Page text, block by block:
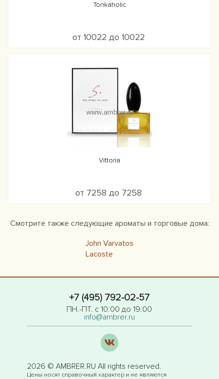
Tonkaholic
от 10022 до 10022
Vittoria
от 7258 до 7258
Смотрите также следующие ароматы и торговые дома:
John Varvatos
Lacoste
+7 (495) 792-02-57
ПН.-ПТ. с 10:00 до 19:00
info@ambrer.ru
2026 © AMBRER.RU All rights reserved.
Цены носят справочный характер и не являются